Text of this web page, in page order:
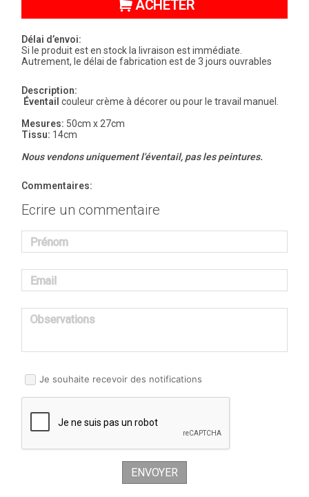
ACHETER
Délai d’envoi:
Si le produit est en stock la livraison est immédiate.
Autrement, le délai de fabrication est de 3 jours ouvrables
Description:
Éventail couleur crème à décorer ou pour le travail manuel.
Mesures: 50cm x 27cm
Tissu: 14cm
Nous vendons uniquement l'éventail, pas les peintures.
Commentaires:
Ecrire un commentaire
Prénom
Email
Observations
Je souhaite recevoir des notifications
ENVOYER